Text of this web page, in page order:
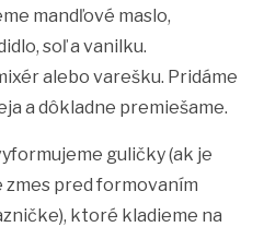
mandľové maslo,
soľ a vanilku.
alebo varešku. Pridáme
a dôkladne premiešame.
guličky (ak je
pred formovaním
ktoré kladieme na